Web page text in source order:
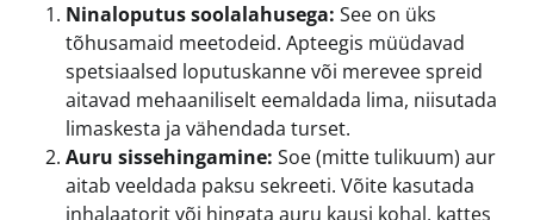
Ninaloputus soolalahusega: See on üks
tõhusamaid meetodeid. Apteegis müüdavad
spetsiaalsed loputuskanne või merevee spreid
aitavad mehaaniliselt eemaldada lima, niisutada
limaskesta ja vähendada turset.
Auru sissehingamine: Soe (mitte tulikuum) aur
aitab veeldada paksu sekreeti. Võite kasutada
inhalaatorit või hingata auru kausi kohal, kattes